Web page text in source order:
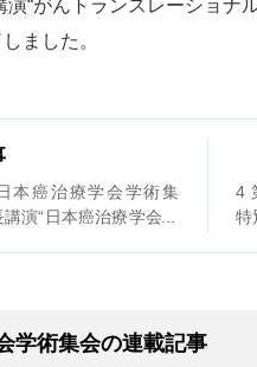
“がんトランスレーショナ
ました。
本癌治療学会学術集
演“日本癌治療学会の
4
特
学術集会の連載記事